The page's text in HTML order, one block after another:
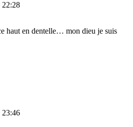
22:28
haut en dentelle… mon dieu je suis
23:46